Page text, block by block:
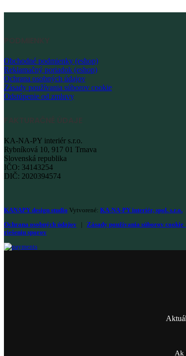
PODMIENKY
Obchodné podmienky (eshop)
Reklamačný poriadok (eshop)
Ochrana osobných údajov
Zásady používania súborov cookie
Odstúpenie od zmluvy
FAKTURAČNÉ ÚDAJE
KA-NA-PY interiér s.r.o.
Rybníková 10, 917 01 Trnava
Slovenská republika
IČO: 34143254
DIČ: 2020394574
KANAPY design studio Vytvorené: KA-NA-PY interiér, spol. s.r.o.
Ochrana osobných údajov | Zásady používania súborov cookie
riešeniu sporov
Ak